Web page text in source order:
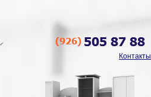
Контакты